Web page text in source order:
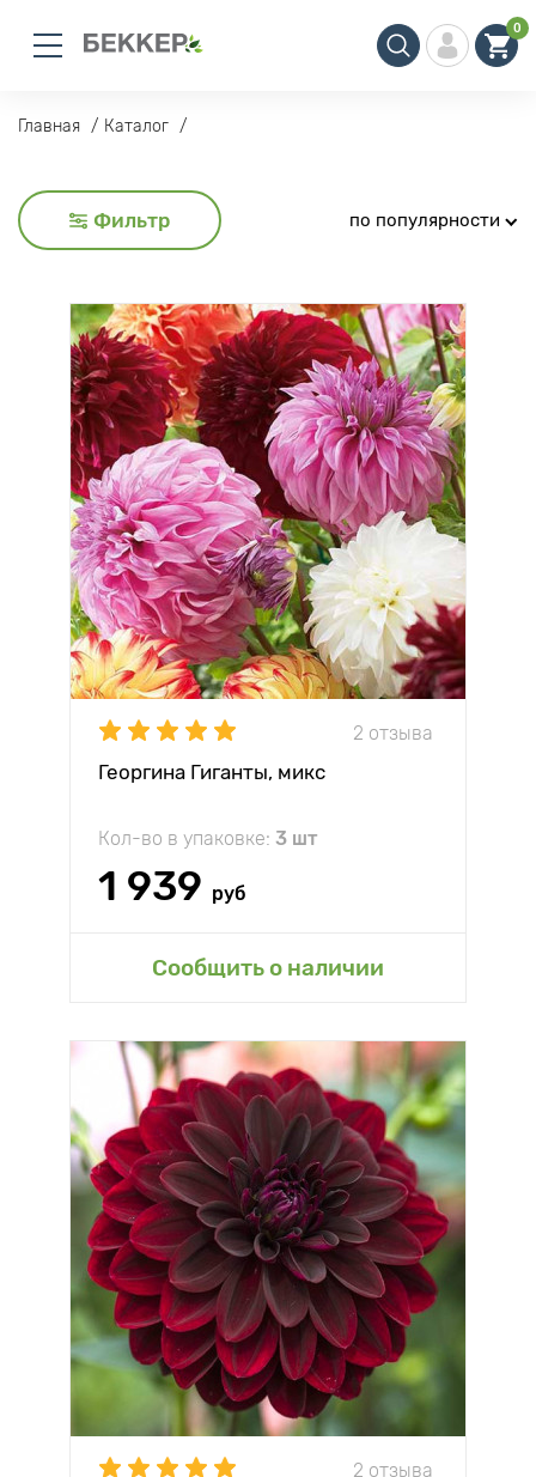
0
Главная Каталог
Фильтр по популярности
2 отзыва
Георгина Гиганты, микс
Кол-во в упаковке: 3 шт
1 939 руб
Сообщить о наличии
2 отзыва